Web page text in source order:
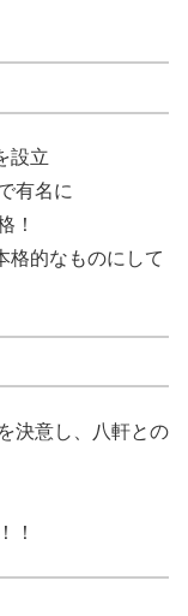
設立
有名に
！
格的なものにして
決意し、八軒との
！